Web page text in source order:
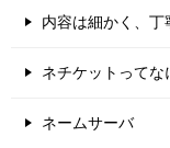
内容は細かく、丁
ネチケットってな
ネームサーバ